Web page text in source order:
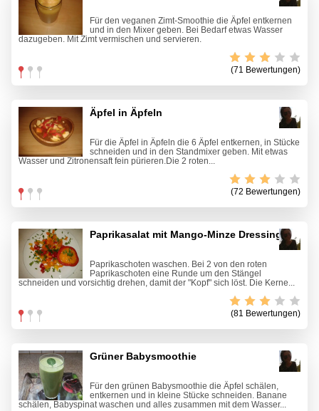
Für den veganen Zimt-Smoothie die Äpfel entkernen
und in den Mixer geben. Bei Bedarf etwas Wasser
dazugeben. Mit Zimt vermischen und servieren.
(71 Bewertungen)
Äpfel in Äpfeln
Für die Äpfel in Äpfeln die 6 Äpfel entkernen, in Stücke
schneiden und in den Standmixer geben. Mit etwas
Wasser und Zitronensaft fein pürieren.Die 2 roten...
(72 Bewertungen)
Paprikasalat mit Mango-Minze Dressing
Paprikaschoten waschen. Bei 2 von den roten
Paprikaschoten eine Runde um den Stängel
schneiden und vorsichtig drehen, damit der "Kopf" sich löst. Die Kerne...
(81 Bewertungen)
Grüner Babysmoothie
Für den grünen Babysmoothie die Äpfel schälen,
entkernen und in kleine Stücke schneiden. Banane
schälen, Babyspinat waschen und alles zusammen mit dem Wasser...